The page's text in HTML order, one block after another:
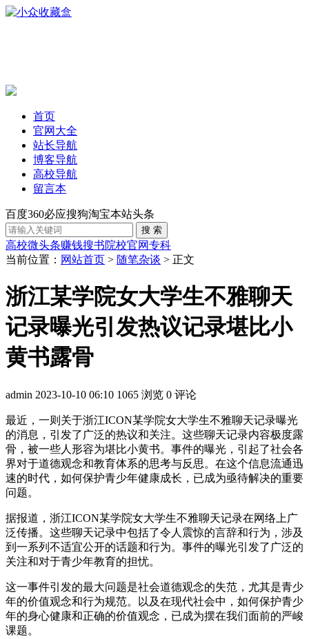
首页
官网大全
站长导航
博客导航
高校导航
留言本
百度360必应搜狗淘宝本站头条
高校微头条赚钱搜书院校官网专科
当前位置： 网站首页 > 随笔杂谈 > 正文
浙江某学院女大学生不雅聊天
记录曝光引发热议记录堪比小
黄书露骨
admin 2023-10-10 06:10 1065 浏览 0 评论
最近，一则关于浙江ICON某学院女大学生不雅聊天记录曝光
的消息，引发了广泛的热议和关注。这些聊天记录内容极度露
骨，被一些人形容为堪比小黄书。事件的曝光，引起了社会各
界对于道德观念和教育体系的思考与反思。在这个信息流通迅
速的时代，如何保护青少年健康成长，已成为亟待解决的重要
问题。
据报道，浙江ICON某学院女大学生不雅聊天记录在网络上广
泛传播。这些聊天记录中包括了令人震惊的言辞和行为，涉及
到一系列不适宜公开的话题和行为。事件的曝光引发了广泛的
关注和对于青少年教育的担忧。
这一事件引发的最大问题是社会道德观念的失范，尤其是青少
年的价值观念和行为规范。以及在现代社会中，如何保护青少
年的身心健康和正确的价值观念，已成为摆在我们面前的严峻
课题。